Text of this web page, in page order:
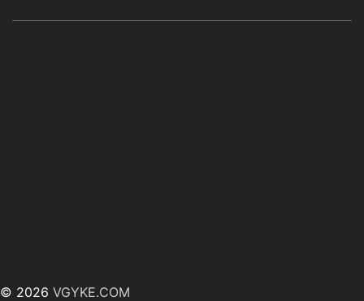
© 2026 VGYKE.COM